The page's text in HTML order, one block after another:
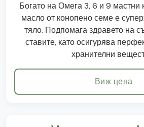
Богато на Омега 3, 6 и 9 мастни
масло от конопено семе е
тяло. Подпомага здравето на
ставите, като осигурява
хранителни
Виж цена